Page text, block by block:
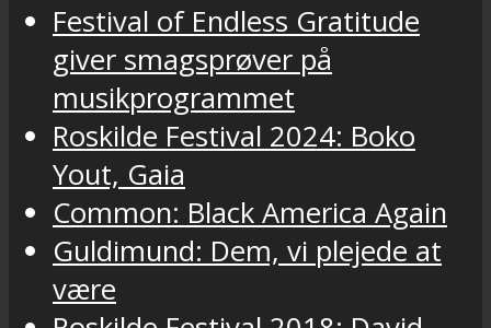
Festival of Endless Gratitude
giver smagsprøver på
musikprogrammet
Roskilde Festival 2024: Boko
Yout, Gaia
Common: Black America Again
Guldimund: Dem, vi plejede at
være